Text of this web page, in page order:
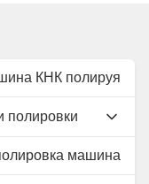
КНК полируя
машина